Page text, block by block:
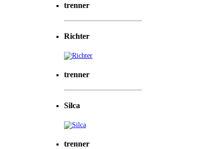
trenner
Richter
trenner
Silca
trenner